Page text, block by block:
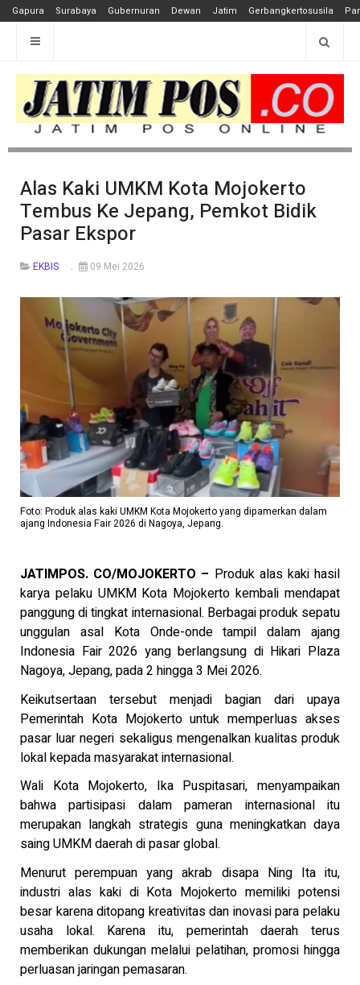
Gapura Surabaya Gubernuran Dewan Jatim Gerbangkertosusila
Alas Kaki UMKM Kota Mojokerto
Tembus Ke Jepang, Pemkot Bidik
Pasar Ekspor
EKBIS 09 Mei 2026
Foto: Produk alas kaki UMKM Kota Mojokerto yang dipamerkan dalam
ajang Indonesia Fair 2026 di Nagoya, Jepang.
JATIMPOS. CO/MOJOKERTO – Produk alas kaki hasil
karya pelaku UMKM Kota Mojokerto kembali mendapat
panggung di tingkat internasional. Berbagai produk sepatu
unggulan asal Kota Onde-onde tampil dalam ajang
Indonesia Fair 2026 yang berlangsung di Hikari Plaza
Nagoya, Jepang, pada 2 hingga 3 Mei 2026.
Keikutsertaan tersebut menjadi bagian dari upaya
Pemerintah Kota Mojokerto untuk memperluas akses
pasar luar negeri sekaligus mengenalkan kualitas produk
lokal kepada masyarakat internasional.
Wali Kota Mojokerto, Ika Puspitasari, menyampaikan
bahwa partisipasi dalam pameran internasional itu
merupakan langkah strategis guna meningkatkan daya
saing UMKM daerah di pasar global.
Menurut perempuan yang akrab disapa Ning Ita itu,
industri alas kaki di Kota Mojokerto memiliki potensi
besar karena ditopang kreativitas dan inovasi para pelaku
usaha lokal. Karena itu, pemerintah daerah terus
memberikan dukungan melalui pelatihan, promosi hingga
perluasan jaringan pemasaran.